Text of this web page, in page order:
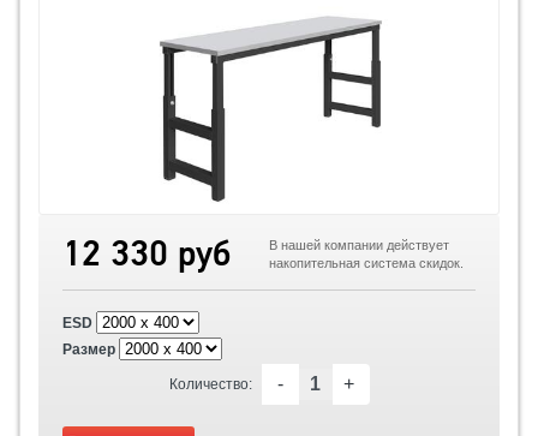
12 330 руб
В нашей компании действует
накопительная система скидок.
ESD
Размер
Количество: - +